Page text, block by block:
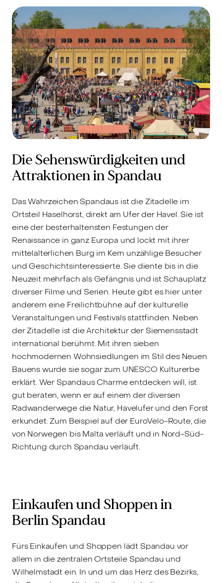
Die Sehenswürdigkeiten und
Attraktionen in Spandau
Das Wahrzeichen Spandaus ist die Zitadelle im
Ortsteil Haselhorst, direkt am Ufer der Havel. Sie ist
eine der besterhaltensten Festungen der
Renaissance in ganz Europa und lockt mit ihrer
mittelalterlichen Burg im Kern unzählige Besucher
und Geschichtsinteressierte. Sie diente bis in die
Neuzeit mehrfach als Gefängnis und ist Schauplatz
diverser Filme und Serien. Heute gibt es hier unter
anderem eine Freilichtbühne auf der kulturelle
Veranstaltungen und Festivals stattfinden. Neben
der Zitadelle ist die Architektur der Siemensstadt
international berühmt. Mit ihren sieben
hochmodernen Wohnsiedlungen im Stil des Neuen
Bauens wurde sie sogar zum UNESCO Kulturerbe
erklärt. Wer Spandaus Charme entdecken will, ist
gut beraten, wenn er auf einem der diversen
Radwanderwege die Natur, Havelufer und den Forst
erkundet. Zum Beispiel auf der EuroVelo-Route, die
von Norwegen bis Malta verläuft und in Nord-Süd-
Richtung durch Spandau verläuft.
Einkaufen und Shoppen in
Berlin Spandau
Fürs Einkaufen und Shoppen lädt Spandau vor
allem in die zentralen Ortsteile Spandau und
Wilhelmstadt ein. In und um das Herz des Bezirks,